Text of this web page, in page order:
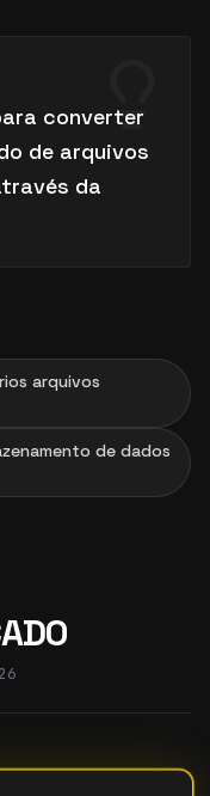
converter
de arquivos
da
arquivos
de dados